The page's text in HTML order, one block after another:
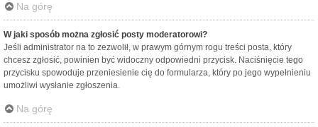
Na górę
W jaki sposób można zgłosić posty moderatorowi?
Jeśli administrator na to zezwolił, w prawym górnym rogu treści posta, który
chcesz zgłosić, powinien być widoczny odpowiedni przycisk. Naciśnięcie tego
przycisku spowoduje przeniesienie cię do formularza, który po jego wypełnieniu
umożliwi wysłanie zgłoszenia.
Na górę